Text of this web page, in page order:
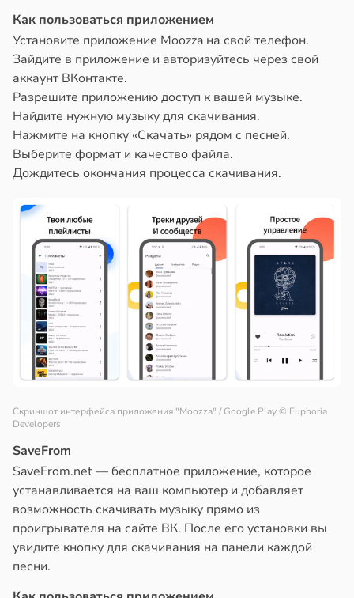
Как пользоваться приложением
Установите приложение Moozza на свой телефон.
Зайдите в приложение и авторизуйтесь через свой
аккаунт ВКонтакте.
Разрешите приложению доступ к вашей музыке.
Найдите нужную музыку для скачивания.
Нажмите на кнопку «Скачать» рядом с песней.
Выберите формат и качество файла.
Дождитесь окончания процесса скачивания.
Скриншот интерфейса приложения "Moozza" / Google Play© Euphoria
Developers
SaveFrom
SaveFrom.net — бесплатное приложение, которое
устанавливается на ваш компьютер и добавляет
возможность скачивать музыку прямо из
проигрывателя на сайте ВК. После его установки вы
увидите кнопку для скачивания на панели каждой
песни.